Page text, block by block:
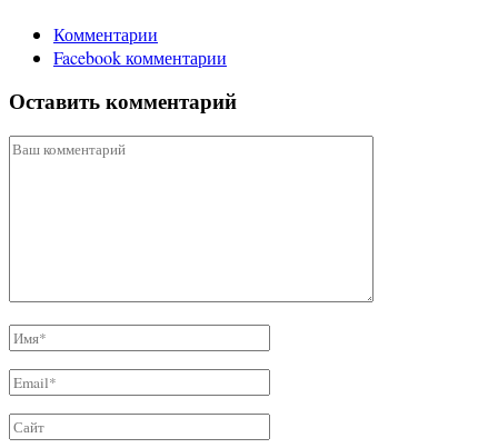
Комментарии
Facebook комментарии
Оставить комментарий